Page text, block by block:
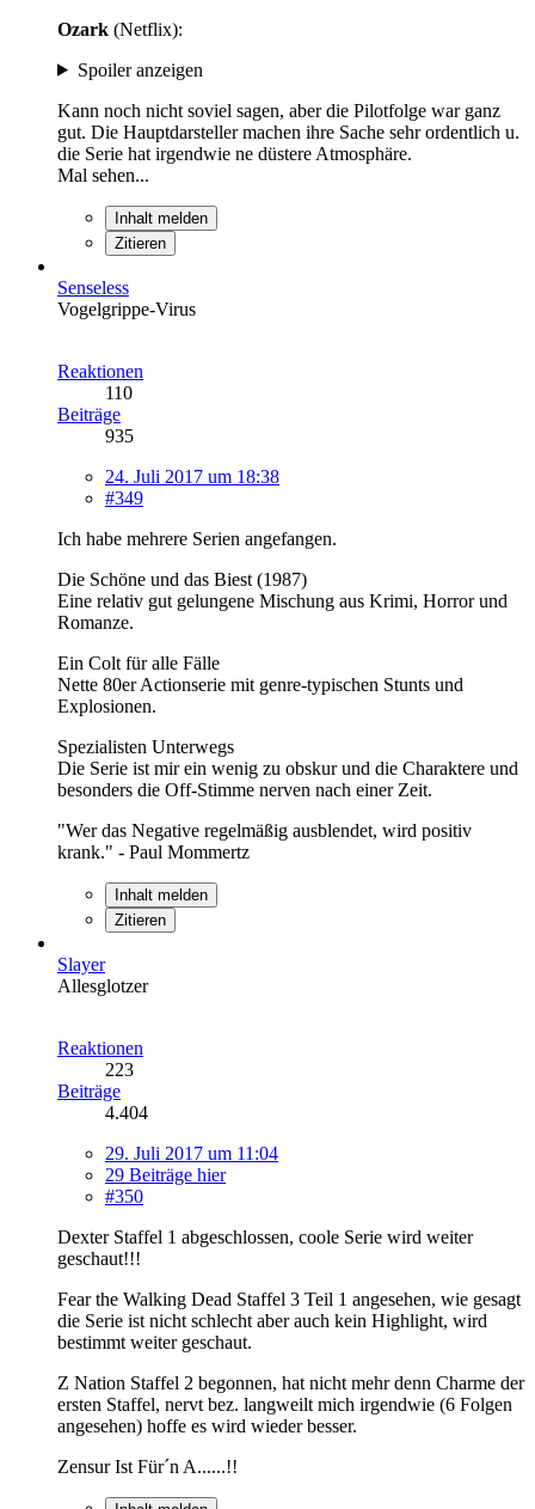
Ozark (Netflix):
Spoiler anzeigen
Kann noch nicht soviel sagen, aber die Pilotfolge war ganz
gut. Die Hauptdarsteller machen ihre Sache sehr ordentlich u.
die Serie hat irgendwie ne düstere Atmosphäre.
Mal sehen...
Inhalt melden
Zitieren
Senseless
Vogelgrippe-Virus
Reaktionen
110
Beiträge
935
24. Juli 2017 um 18:38
#349
Ich habe mehrere Serien angefangen.
Die Schöne und das Biest (1987)
Eine relativ gut gelungene Mischung aus Krimi, Horror und
Romanze.
Ein Colt für alle Fälle
Nette 80er Actionserie mit genre-typischen Stunts und
Explosionen.
Spezialisten Unterwegs
Die Serie ist mir ein wenig zu obskur und die Charaktere und
besonders die Off-Stimme nerven nach einer Zeit.
"Wer das Negative regelmäßig ausblendet, wird positiv
krank." - Paul Mommertz
Inhalt melden
Zitieren
Slayer
Allesglotzer
Reaktionen
223
Beiträge
4.404
29. Juli 2017 um 11:04
29 Beiträge hier
#350
Dexter Staffel 1 abgeschlossen, coole Serie wird weiter
geschaut!!!
Fear the Walking Dead Staffel 3 Teil 1 angesehen, wie gesagt
die Serie ist nicht schlecht aber auch kein Highlight, wird
bestimmt weiter geschaut.
Z Nation Staffel 2 begonnen, hat nicht mehr denn Charme der
ersten Staffel, nervt bez. langweilt mich irgendwie (6 Folgen
angesehen) hoffe es wird wieder besser.
Zensur Ist Für´n A......!!